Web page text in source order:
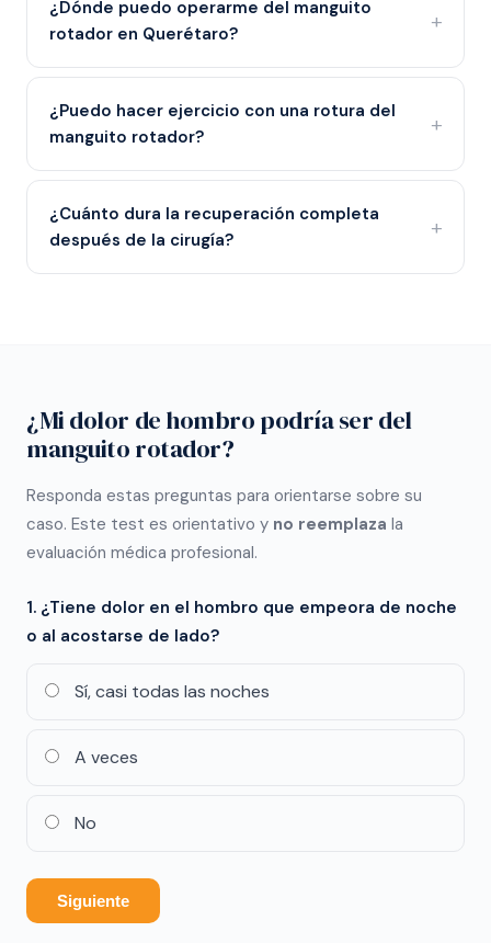
¿Dónde puedo operarme del manguito
rotador en Querétaro?
¿Puedo hacer ejercicio con una rotura del
manguito rotador?
¿Cuánto dura la recuperación completa
después de la cirugía?
¿Mi dolor de hombro podría ser del
manguito rotador?
Responda estas preguntas para orientarse sobre su
caso. Este test es orientativo y no reemplaza la
evaluación médica profesional.
1. ¿Tiene dolor en el hombro que empeora de noche
o al acostarse de lado?
Sí, casi todas las noches
A veces
No
Siguiente